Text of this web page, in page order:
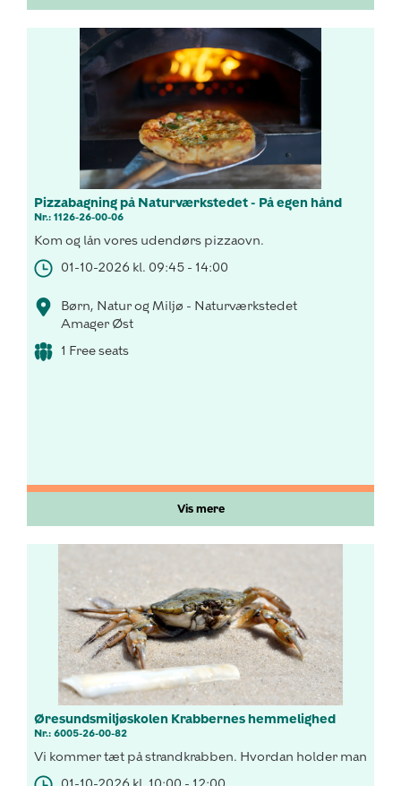
Pizzabagning på Naturværkstedet - På egen hånd
Nr.: 1126-26-00-06
Kom og lån vores udendørs pizzaovn.
01-10-2026 kl. 09:45 - 14:00
Børn, Natur og Miljø - Naturværkstedet
Amager Øst
1 Free seats
Vis mere
Øresundsmiljøskolen Krabbernes hemmelighed
Nr.: 6005-26-00-82
Vi kommer tæt på strandkrabben. Hvordan holder man